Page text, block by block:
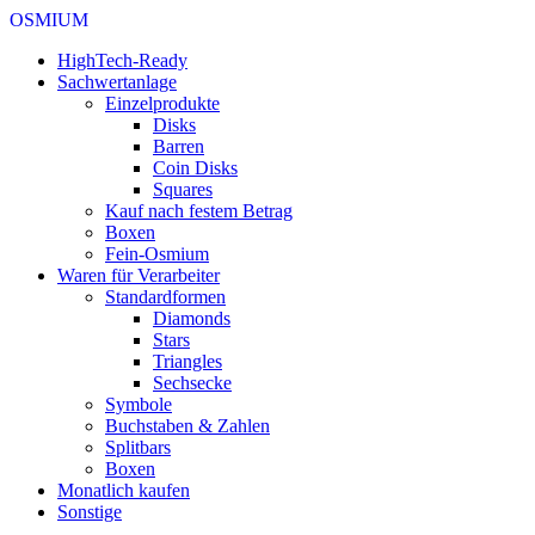
OSMIUM
HighTech-Ready
Sachwertanlage
Einzelprodukte
Disks
Barren
Coin Disks
Squares
Kauf nach festem Betrag
Boxen
Fein-Osmium
Waren für Verarbeiter
Standardformen
Diamonds
Stars
Triangles
Sechsecke
Symbole
Buchstaben & Zahlen
Splitbars
Boxen
Monatlich kaufen
Sonstige